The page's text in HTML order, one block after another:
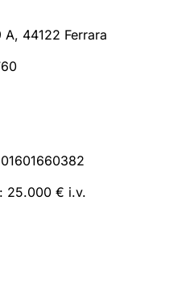
A, 44122 Ferrara
25.000 € i.v.